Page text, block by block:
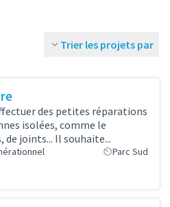
Trier les projets par
des petites réparations
isolées, comme le
de joints... Il souhaite...
Parc Sud